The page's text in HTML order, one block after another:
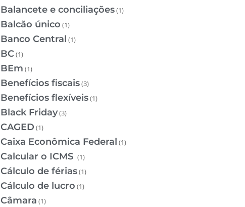
Balancete e conciliações(1)
Balcão único (1)
Banco Central (1)
BC(1)
BEm (1)
Benefícios fiscais(3)
Benefícios flexíveis(1)
Black Friday(3)
CAGED (1)
Caixa Econômica Federal (1)
Calcular o ICMS (1)
Cálculo de férias(1)
Cálculo de lucro (1)
Câmara (1)